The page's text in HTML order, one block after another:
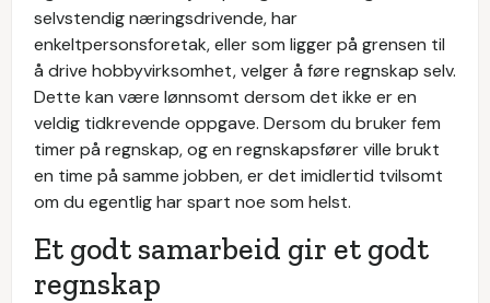
selvstendig næringsdrivende, har
enkeltpersonsforetak, eller som ligger på grensen til
å drive hobbyvirksomhet, velger å føre regnskap selv.
Dette kan være lønnsomt dersom det ikke er en
veldig tidkrevende oppgave. Dersom du bruker fem
timer på regnskap, og en regnskapsfører ville brukt
en time på samme jobben, er det imidlertid tvilsomt
om du egentlig har spart noe som helst.
Et godt samarbeid gir et godt
regnskap